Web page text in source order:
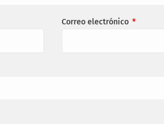
Correo electrónico *